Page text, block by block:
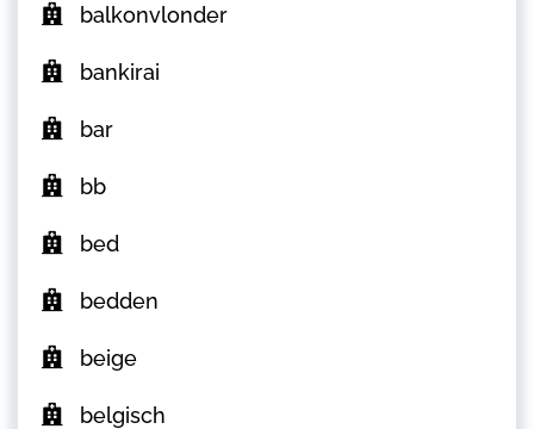
balkonvlonder
bankirai
bar
bb
bed
bedden
beige
belgisch